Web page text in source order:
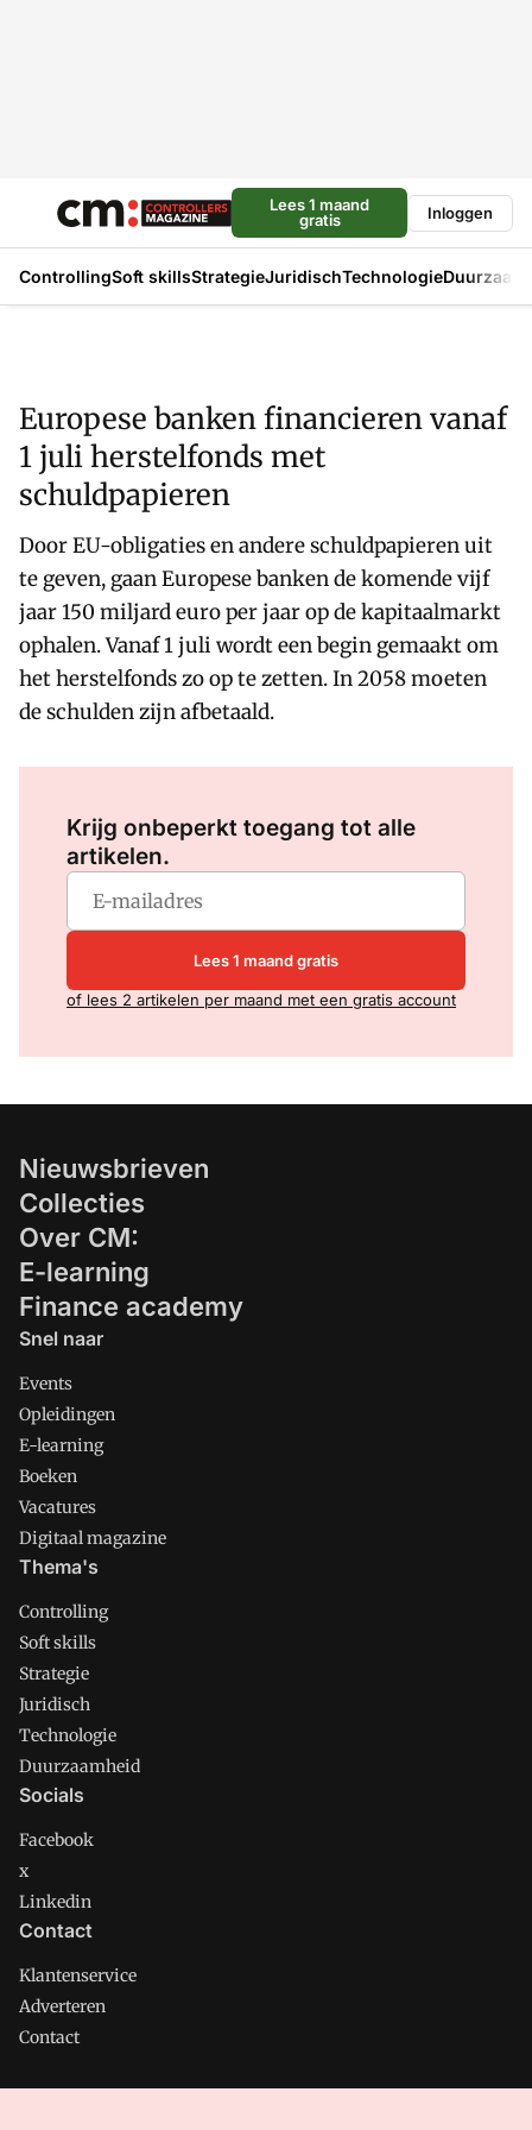
Lees 1 maand
gratis
Inloggen
ControllingSoft skillsStrategieJuridischTechnologie
Europese banken financieren vanaf
1 juli herstelfonds met
schuldpapieren
Door EU-obligaties en andere schuldpapieren uit
te geven, gaan Europese banken de komende vijf
jaar 150 miljard euro per jaar op de kapitaalmarkt
ophalen. Vanaf 1 juli wordt een begin gemaakt om
het herstelfonds zo op te zetten. In 2058 moeten
de schulden zijn afbetaald.
Krijg onbeperkt toegang tot alle
artikelen.
Lees 1 maand gratis
of lees 2 artikelen per maand met een gratis account
Nieuwsbrieven
Collecties
Over CM:
E-learning
Finance academy
Snel naar
Events
Opleidingen
E-learning
Boeken
Vacatures
Digitaal magazine
Thema's
Controlling
Soft skills
Strategie
Juridisch
Technologie
Duurzaamheid
Socials
Facebook
x
Linkedin
Contact
Klantenservice
Adverteren
Contact